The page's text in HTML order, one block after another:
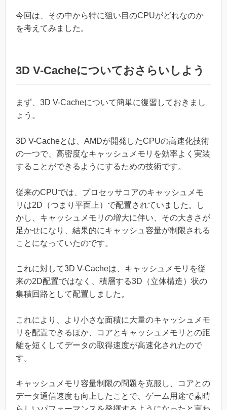
今回は、その中から特に狙い目のCPUがどれなのか
を考えてみました。
3D V-Cacheについておさらいしよう
まず、3D V-Cacheについて簡単に復習しておきまし
ょう。
3D V-Cacheとは、AMDが開発したCPUの高速化技術
の一つで、高密度なキャッシュメモリを効率よく実装
することができるようにするための技術です。
従来のCPUでは、プロセッサコアのキャッシュメモ
リは2D（つまり平面上）で配置されていました。し
かし、キャッシュメモリの増大に伴い、その大きさが
足かせになり、結果的にキャッシュ容量が制限される
ことになっていたのです。
これに対して3D V-Cacheは、キャッシュメモリを従
来の2D配置ではなく、積層する3D（立体構造）状の
集積回路として配置しました。
これにより、より小さな面積に大量のキャッシュメモ
リを配置できるほか、コアとキャッシュメモリとの距
離を短くしてデータの取得速度が高速化されたので
す。
キャッシュメモリ容量制限の問題を克服し、コアとの
データ通信速度も向上したことで、ゲーム用途で素晴